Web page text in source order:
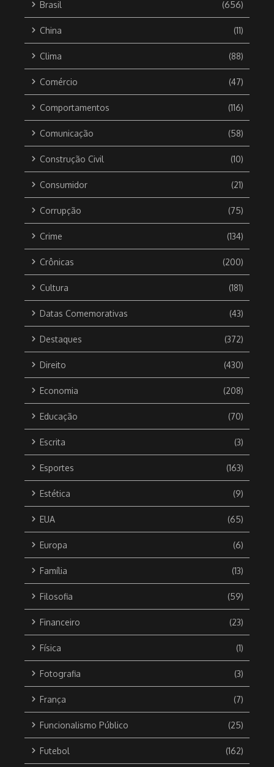
Brasil (656)
China (11)
Clima (88)
Comércio (47)
Comportamentos (116)
Comunicação (58)
Construção Civil (10)
Consumidor (21)
Corrupção (75)
Crime (134)
Crônicas (200)
Cultura (181)
Datas Comemorativas (43)
Destaques (372)
Direito (430)
Economia (208)
Educação (70)
Escrita (3)
Esportes (163)
Estética (9)
EUA (65)
Europa (6)
Família (13)
Filosofia (59)
Financeiro (23)
Física (1)
Fotografia (3)
França (7)
Funcionalismo Público (25)
Futebol (162)